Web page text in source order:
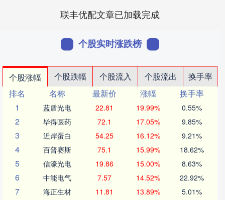
联丰优配文章已加载完成
个股实时涨跌榜
个股涨幅 个股跌幅 个股流入 个股流出
换手率
排名
名称 最新价 涨幅
换手率
1
蓝盾光电 22.81 19.99% 0.55%
2 毕得医药 72.1 17.05% 9.85%
3 近岸蛋白 54.25 16.12% 9.21%
4 百普赛斯 75.1 15.99% 18.62%
5 信濠光电 19.86 15.00% 8.63%
6 中能电气 7.57 14.52% 22.92%
7 海正生材 11.81 13.89% 5.01%